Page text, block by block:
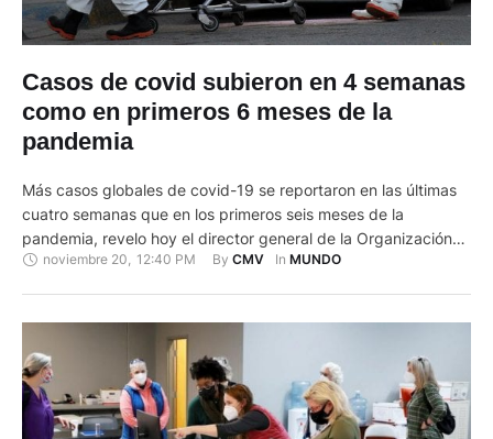
Casos de covid subieron en 4 semanas
como en primeros 6 meses de la
pandemia
Más casos globales de covid-19 se reportaron en las últimas
cuatro semanas que en los primeros seis meses de la
pandemia, revelo hoy el director general de la Organización
Mundial de la Salud (OMS), Tedros Adhanomm Ghebreyesus.
noviembre 20 12:40 PM By CMV In MUNDO